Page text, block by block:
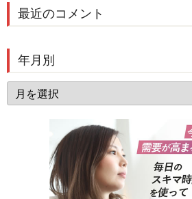
最近のコメント
年月別
月